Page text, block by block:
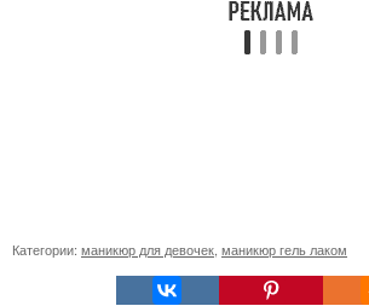
Категории: маникюр для девочек, маникюр гель лаком